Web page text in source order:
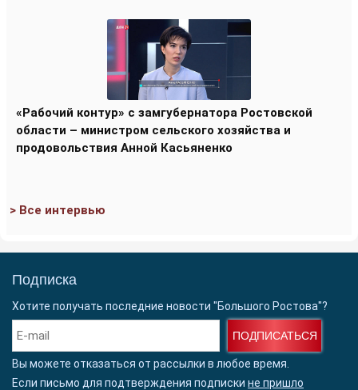
«Рабочий контур» с замгубернатора Ростовской
области – министром сельского хозяйства и
продовольствия Анной Касьяненко
> Все интервью
Подписка
Хотите получать последние новости "Большого Ростова"?
ПОДПИСАТЬСЯ
Вы можете отказаться от рассылки в любое время.
Если письмо для подтверждения подписки не пришло